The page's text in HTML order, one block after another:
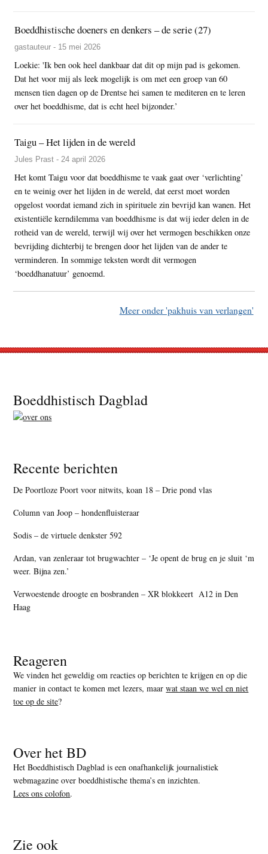
Boeddhistische doeners en denkers – de serie (27)
gastauteur - 15 mei 2026
Loekie: 'Ik ben ook heel dankbaar dat dit op mijn pad is gekomen.
Dat het voor mij als leek mogelijk is om met een groep van 60
mensen tien dagen op de Drentse hei samen te mediteren en te leren
over het boeddhisme, dat is echt heel bijzonder.’
Taigu – Het lijden in de wereld
Jules Prast - 24 april 2026
Het komt Taigu voor dat boeddhisme te vaak gaat over ‘verlichting’
en te weinig over het lijden in de wereld, dat eerst moet worden
opgelost voordat iemand zich in spirituele zin bevrijd kan wanen. Het
existentiële kerndilemma van boeddhisme is dat wij ieder delen in de
rotheid van de wereld, terwijl wij over het vermogen beschikken onze
bevrijding dichterbij te brengen door het lijden van de ander te
verminderen. In sommige teksten wordt dit vermogen
‘boeddhanatuur’ genoemd.
Meer onder 'pakhuis van verlangen'
Footer
Boeddhistisch Dagblad
Recente berichten
De Poortloze Poort voor nitwits, koan 18 – Drie pond vlas
Column van Joop – hondenfluisteraar
Sodis – de virtuele denkster 592
Ardan, van zenleraar tot brugwachter – ‘Je opent de brug en je sluit ‘m
weer. Bijna zen.’
Verwoestende droogte en bosbranden – XR blokkeert A12 in Den
Haag
Reageren
We vinden het geweldig om reacties op berichten te krijgen en op die
manier in contact te komen met lezers, maarwat staan we wel en niet
toe op de site?
Over het BD
Het Boeddhistisch Dagblad is een onafhankelijk journalistiek
webmagazine over boeddhistische thema’s en inzichten.
Lees ons colofon.
Zie ook